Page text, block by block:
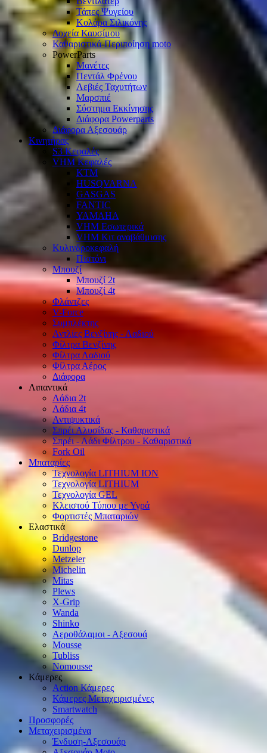
Τάπες Ψυγείου
Κολάρα Σιλικόνης
Δοχεία Καυσίμου
Καθαριστικά-Περιποίηση moto
PowerParts
Μανέτες
Πεντάλ Φρένου
Λεβιές Ταχυτήτων
Μαρσπιέ
Σύστημα Εκκίνησης
Διάφορα Powerparts
Διάφορα Αξεσουάρ
Κινητήρας
S3 Κεφαλές
VHM Κεφαλές
KTM
HUSQVARNA
GASGAS
FANTIC
YAMAHA
VHM Εσωτερικά
VHM Κιτ αναβάθμισης
Κυλινδροκεφαλή
Πιστόνι
Μπουζί
Μπουζί 2t
Μπουζί 4t
Φλάντζες
V-Force
Συμπλέκτης
Αντλίες Βενζίνης - Λαδιού
Φίλτρα Βενζίνης
Φίλτρα Λαδιού
Φίλτρα Αέρος
Διάφορα
Λιπαντικά
Λάδια 2t
Λάδια 4t
Αντιψυκτικά
Σπρέι Αλυσίδας - Καθαριστικά
Σπρέι - Λάδι Φίλτρου - Καθαριστικά
Fork Oil
Μπαταρίες
Τεχνολογία LITHIUM ION
Τεχνολογία LITHIUM
Τεχνολογία GEL
Κλειστού Τύπου με Υγρά
Φορτιστές Μπαταριών
Ελαστικά
Bridgestone
Dunlop
Metzeler
Michelin
Mitas
Plews
X-Grip
Wanda
Shinko
Αεροθάλαμοι - Αξεσουά
Mousse
Tubliss
Nomousse
Κάμερες
Action Κάμερες
Κάμερες Μεταχειρισμένες
Smartwatch
Προσφορές
Μεταχειρισμένα
Ένδυση-Αξεσουάρ